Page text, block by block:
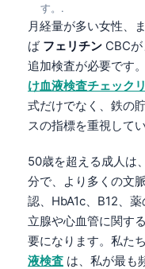
す。.
月経量が多い女性、
ば フェリチン CBC
追加検査が必要です
け血液検査チェック
式だけでなく、鉄の
スの指標を重視して
50歳を超える成人は
分で、より多くの文
認、HbA1c、B12、
立腺や心血管に関す
要になります。私た
液検査 は、私が最も
தமிழ்
ગુજરાતી
ಕನ್ನಡ
മലയാളം
Tiếng Việt
ไทย
ဗမာစာ
ភាសាខ្មែរ